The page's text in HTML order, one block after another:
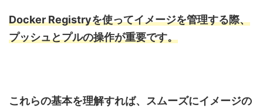
Docker Registryを使ってイメージを管理する際、
プッシュとプルの操作が重要です。
これらの基本を理解すれば、スムーズにイメージの